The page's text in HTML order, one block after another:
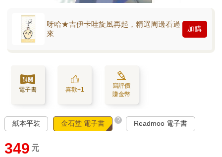
呀哈★吉伊卡哇旋風再起，精選周邊看過
來
加購
電子書 喜歡+1
寫評價
賺金幣
紙本平裝 金石堂 電子書 ? Readmoo 電子書
349 元